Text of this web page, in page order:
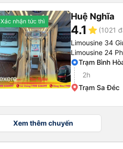
Xác nhận tức thì Huệ Nghĩa
4.1 star (1021
Limousine 34
Limousine 24
Trạm Bình
2h
Trạm Sa Đéc
Xem thêm chuyến